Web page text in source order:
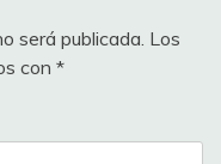
será publicada. Los
con *